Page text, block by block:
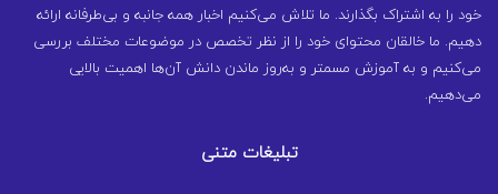
خود را به اشتراک بگذارند. ما تلاش می‌کنیم اخبار همه جانبه و بی‌طرفانه ارائه
دهیم. ما خالقان محتوای خود را از نظر تخصص در موضوعات مختلف بررسی
می‌کنیم و به آموزش مسمتر و به‌روز ماندن دانش آن‌ها اهمیت بالایی
می‌دهیم.
تبلیغات متنی